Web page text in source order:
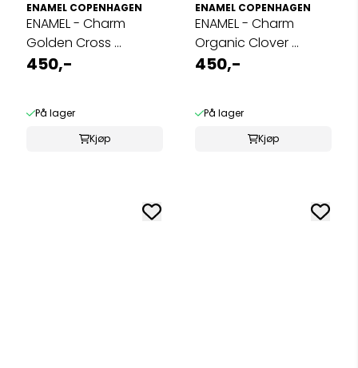
ENAMEL COPENHAGEN
ENAMEL - Charm
Golden Cross ...
450,-
På lager
Kjøp
ENAMEL COPENHAGEN
ENAMEL - Charm
Organic Clover ...
450,-
På lager
Kjøp